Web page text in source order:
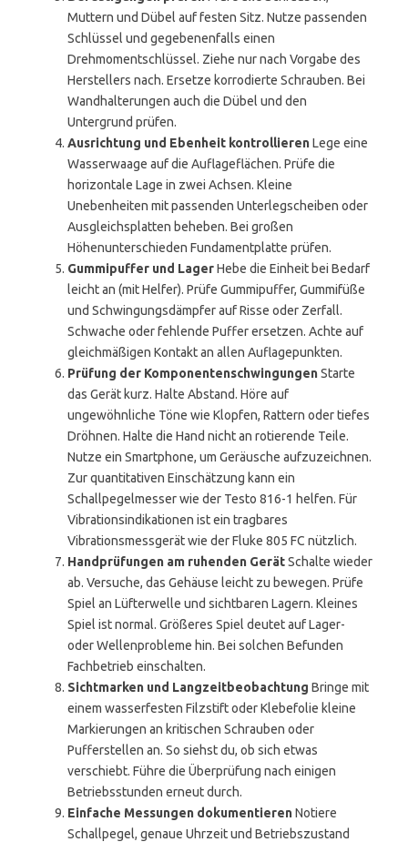
Muttern und Dübel auf festen Sitz. Nutze passenden
Schlüssel und gegebenenfalls einen
Drehmomentschlüssel. Ziehe nur nach Vorgabe des
Herstellers nach. Ersetze korrodierte Schrauben. Bei
Wandhalterungen auch die Dübel und den
Untergrund prüfen.
Ausrichtung und Ebenheit kontrollierenLege eine
Wasserwaage auf die Auflageflächen. Prüfe die
horizontale Lage in zwei Achsen. Kleine
Unebenheiten mit passenden Unterlegscheiben oder
Ausgleichsplatten beheben. Bei großen
Höhenunterschieden Fundamentplatte prüfen.
Gummipuffer und LagerHebe die Einheit bei Bedarf
leicht an (mit Helfer). Prüfe Gummipuffer, Gummifüße
und Schwingungsdämpfer auf Risse oder Zerfall.
Schwache oder fehlende Puffer ersetzen. Achte auf
gleichmäßigen Kontakt an allen Auflagepunkten.
Prüfung der KomponentenschwingungenStarte
das Gerät kurz. Halte Abstand. Höre auf
ungewöhnliche Töne wie Klopfen, Rattern oder tiefes
Dröhnen. Halte die Hand nicht an rotierende Teile.
Nutze ein Smartphone, um Geräusche aufzuzeichnen.
Zur quantitativen Einschätzung kann ein
Schallpegelmesser wie der Testo 816-1 helfen. Für
Vibrationsindikationen ist ein tragbares
Vibrationsmessgerät wie der Fluke 805 FC nützlich.
Handprüfungen am ruhenden GerätSchalte wieder
ab. Versuche, das Gehäuse leicht zu bewegen. Prüfe
Spiel an Lüfterwelle und sichtbaren Lagern. Kleines
Spiel ist normal. Größeres Spiel deutet auf Lager-
oder Wellenprobleme hin. Bei solchen Befunden
Fachbetrieb einschalten.
Sichtmarken und Langzeitbeobachtung Bringe mit
einem wasserfesten Filzstift oder Klebefolie kleine
Markierungen an kritischen Schrauben oder
Pufferstellen an. So siehst du, ob sich etwas
verschiebt. Führe die Überprüfung nach einigen
Betriebsstunden erneut durch.
Einfache Messungen dokumentierenNotiere
Schallpegel, genaue Uhrzeit und Betriebszustand